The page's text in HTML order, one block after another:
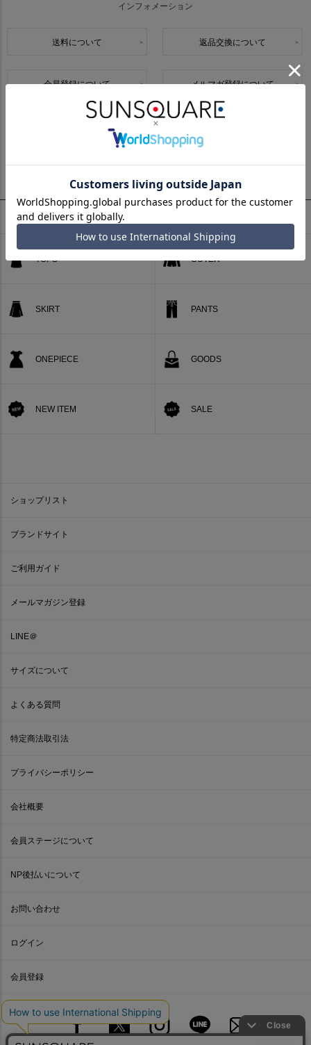
インフォメーション
送料について 返品交換について
会員登録について メルマガ登録について
悪質な偽サイトについて
CATEGORY
TOPS OUTER
SKIRT PANTS
ONEPIECE GOODS
NEW ITEM SALE
ショップリスト
ブランドサイト
ご利用ガイド
メールマガジン登録
LINE＠
サイズについて
よくある質問
特定商法取引法
プライバシーポリシー
会社概要
会員ステージについて
NP後払いについて
お問い合わせ
ログイン
会員登録